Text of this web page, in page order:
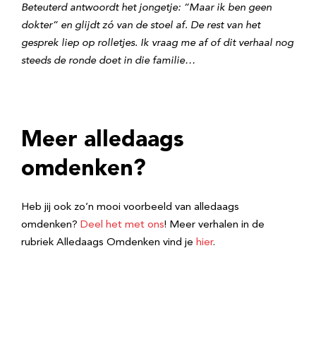
Beteuterd antwoordt het jongetje: “Maar ik ben geen
dokter” en glijdt zó van de stoel af. De rest van het
gesprek liep op rolletjes. Ik vraag me af of dit verhaal nog
steeds de ronde doet in die familie…
Meer alledaags
omdenken?
Heb jij ook zo’n mooi voorbeeld van alledaags
omdenken? Deel het met ons! Meer verhalen in de
rubriek Alledaags Omdenken vind je hier.